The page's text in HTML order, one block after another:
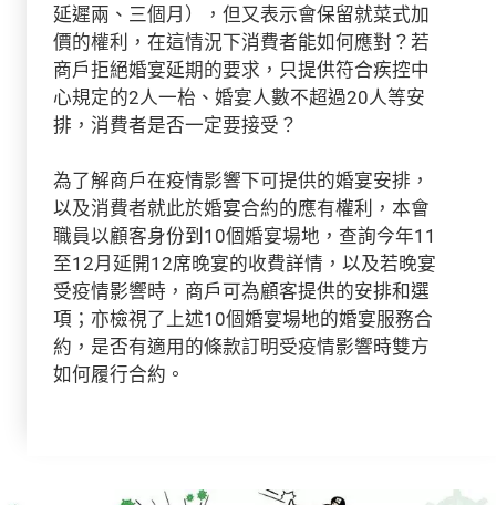
延遲兩、三個月），但又表示會保留就菜式加
價的權利，在這情況下消費者能如何應對？若
商戶拒絕婚宴延期的要求，只提供符合疾控中
心規定的2人一枱、婚宴人數不超過20人等安
排，消費者是否一定要接受？
為了解商戶在疫情影響下可提供的婚宴安排，
以及消費者就此於婚宴合約的應有權利，本會
職員以顧客身份到10個婚宴場地，查詢今年11
至12月延開12席晚宴的收費詳情，以及若晚宴
受疫情影響時，商戶可為顧客提供的安排和選
項；亦檢視了上述10個婚宴場地的婚宴服務合
約，是否有適用的條款訂明受疫情影響時雙方
如何履行合約。